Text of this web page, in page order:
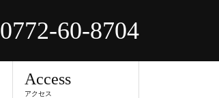
0772-60-8704
Access
アクセス